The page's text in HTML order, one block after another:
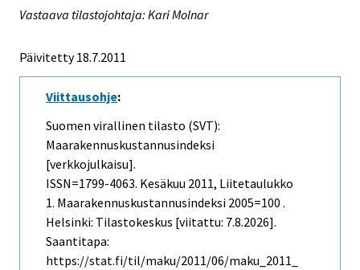
Vastaava tilastojohtaja: Kari Molnar
Päivitetty 18.7.2011
Viittausohje:
Suomen virallinen tilasto (SVT):
Maarakennuskustannusindeksi
[verkkojulkaisu].
ISSN=1799-4063. Kesäkuu 2011, Liitetaulukko
1. Maarakennuskustannusindeksi 2005=100 .
Helsinki: Tilastokeskus [viitattu: 7.8.2026].
Saantitapa:
https://stat.fi/til/maku/2011/06/maku_2011_